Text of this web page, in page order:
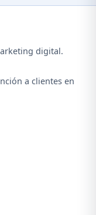
digital.
a clientes en